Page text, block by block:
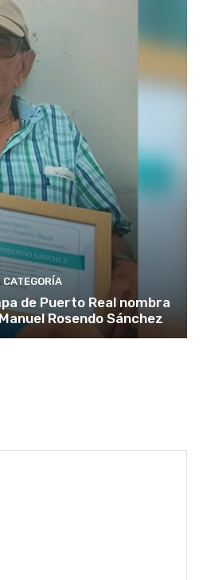
CATEGORÍA
de Puerto Real nombra
Rosendo Sánchez